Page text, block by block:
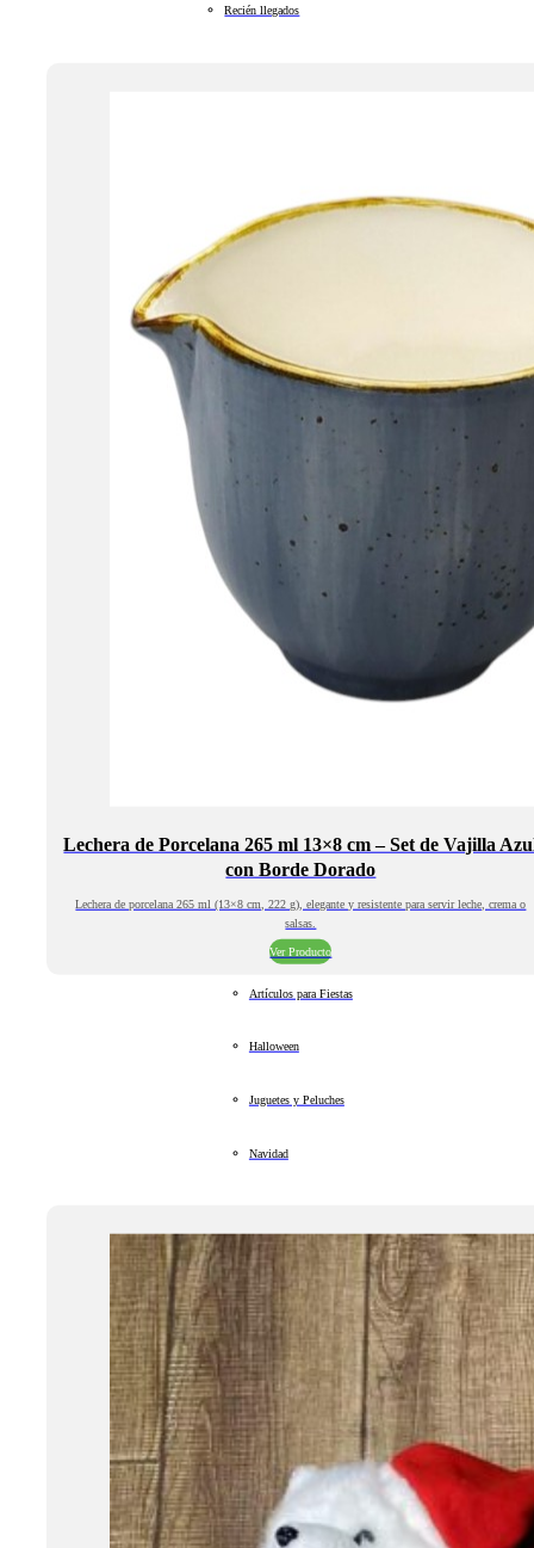
Recién llegados
Lechera de Porcelana 265 ml 13×8 cm – Set de Vajilla
con Borde Dorado
Lechera de porcelana 265 ml (13×8 cm, 222 g), elegante y resistente para servir leche, crema o
salsas.
Ver Producto
Artículos para Fiestas
Halloween
Juguetes y Peluches
Navidad